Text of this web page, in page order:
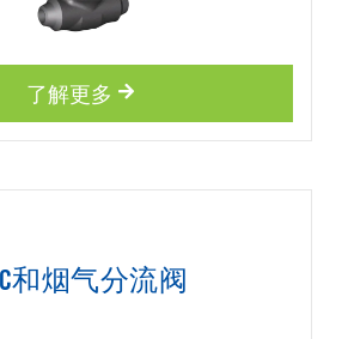
了解更多
和烟气分流阀